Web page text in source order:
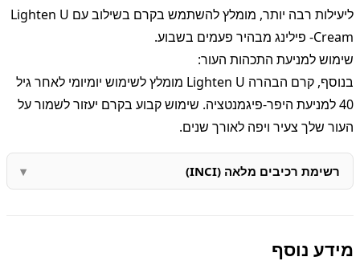
ליעילות רבה יותר, מומלץ להשתמש בקרם בשילוב עם Lighten U
Cream- פילינג מבהיר פעמים בשבוע.
שימוש למניעת התכהות העור:
בנוסף, קרם הבהרה Lighten U מומלץ לשימוש יומיומי לאחר גיל
40 למניעת היפר-פיגמנטציה. שימוש קבוע בקרם יעזור לשמור על
העור שלך צעיר ויפה לאורך שנים.
רשימת רכיבים מלאה (INCI)
מידע נוסף